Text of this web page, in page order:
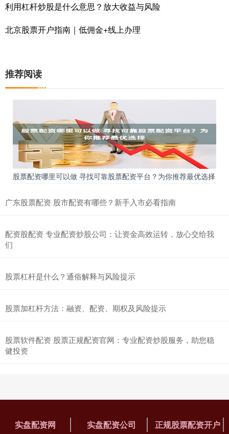
利用杠杆炒股是什么意思？放大收益与风险
北京股票开户指南｜低佣金+线上办理
推荐阅读
股票配资哪里可以做 寻找可靠股票配资平台？为你推荐最优选择
广东股票配资 股市配资有哪些？新手入市必看指南
配资股配资 专业配资炒股公司：让资金高效运转，放心交给我
们
股票杠杆是什么？通俗解释与风险提示
股票加杠杆方法：融资、配资、期权及风险提示
股票软件配资 股票正规配资官网：专业配资炒股服务，助您稳
健投资
实盘配资网 实盘配资公司 正规股票配资开户